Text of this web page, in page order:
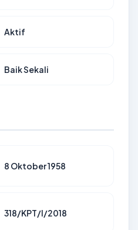
Aktif
Baik Sekali
8 Oktober 1958
318/KPT/I/2018